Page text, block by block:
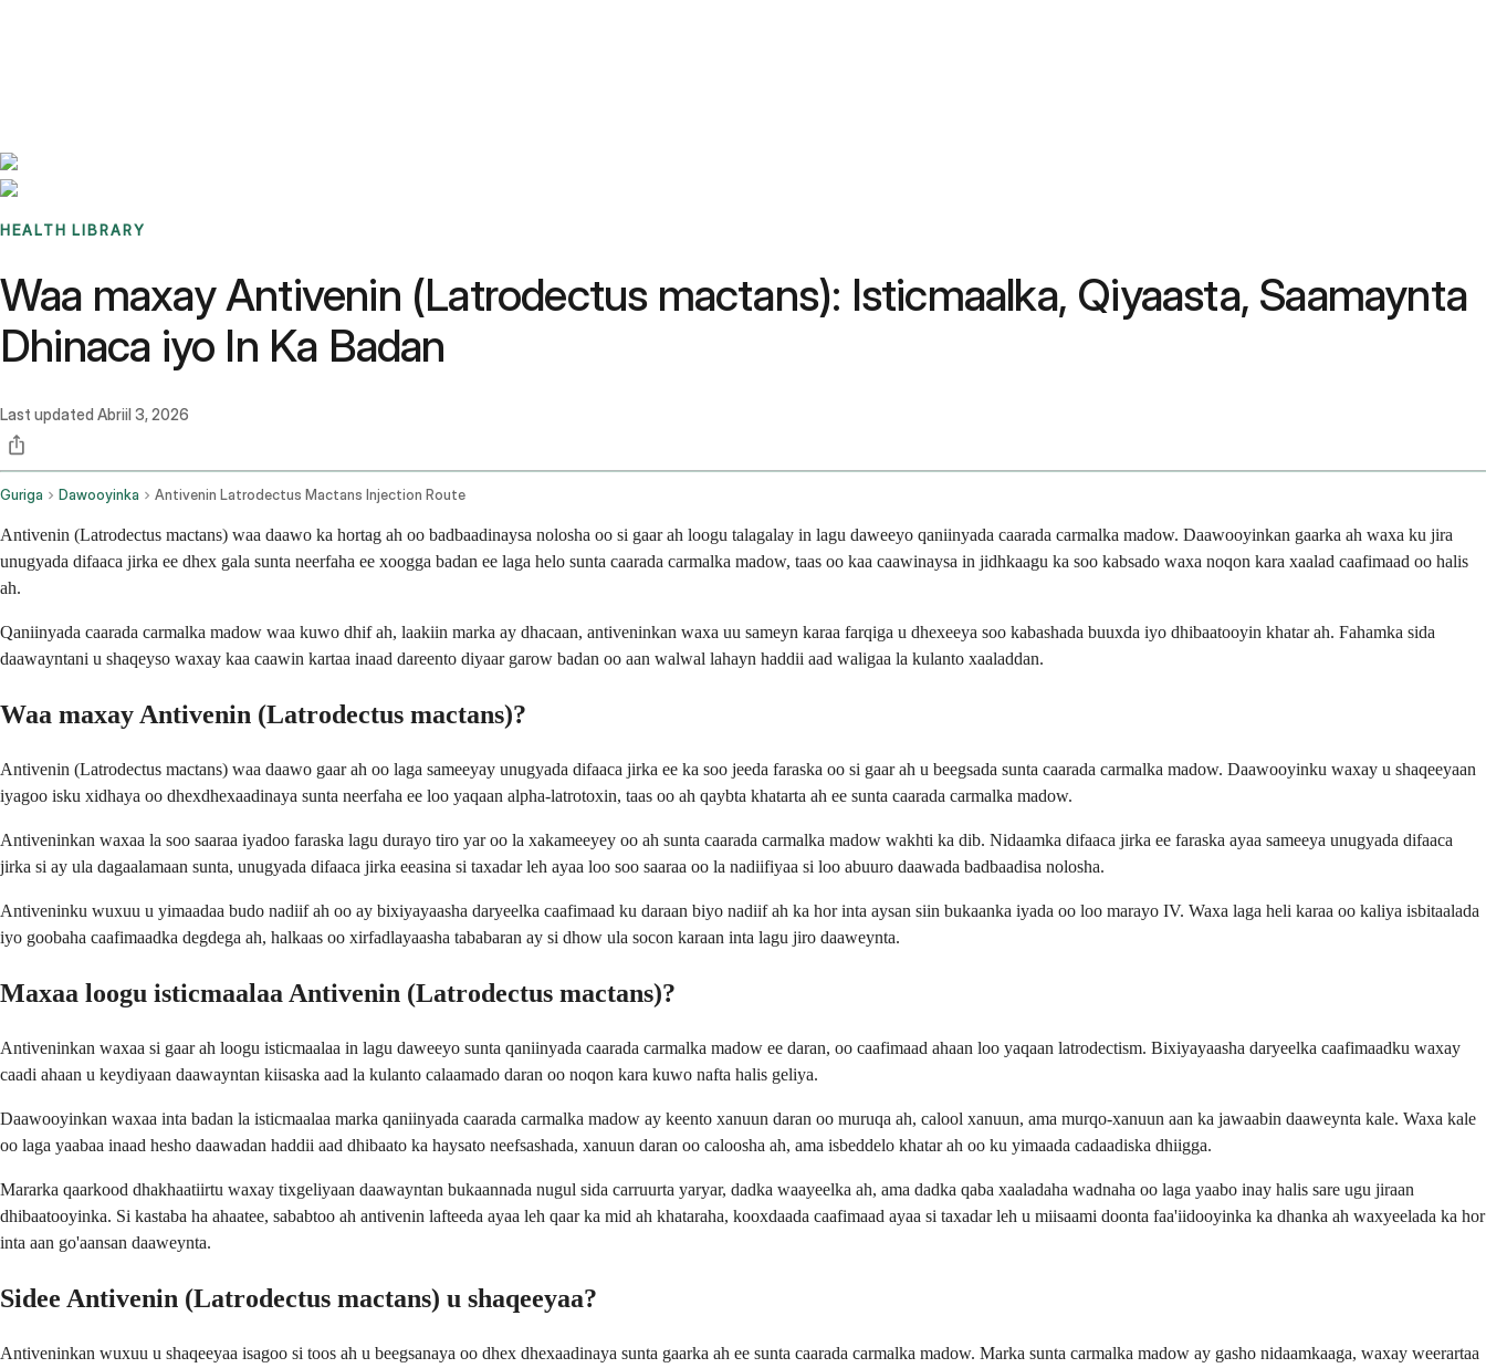
HEALTH LIBRARY
Waa maxay Antivenin (Latrodectus mactans): Isticmaalka, Qiyaasta, Saamaynta
Dhinaca iyo In Ka Badan
Last updated Abriil 3, 2026
Guriga Dawooyinka Antivenin Latrodectus Mactans Injection Route
Antivenin (Latrodectus mactans) waa daawo ka hortag ah oo badbaadinaysa nolosha oo si gaar ah loogu talagalay in lagu daweeyo qaniinyada caarada carmalka madow. Daawooyinkan gaarka ah waxa ku jira
unugyada difaaca jirka ee dhex gala sunta neerfaha ee xoogga badan ee laga helo sunta caarada carmalka madow, taas oo kaa caawinaysa in jidhkaagu ka soo kabsado waxa noqon kara xaalad caafimaad oo halis
ah.
Qaniinyada caarada carmalka madow waa kuwo dhif ah, laakiin marka ay dhacaan, antiveninkan waxa uu sameyn karaa farqiga u dhexeeya soo kabashada buuxda iyo dhibaatooyin khatar ah. Fahamka sida
daawayntani u shaqeyso waxay kaa caawin kartaa inaad dareento diyaar garow badan oo aan walwal lahayn haddii aad waligaa la kulanto xaaladdan.
Waa maxay Antivenin (Latrodectus mactans)?
Antivenin (Latrodectus mactans) waa daawo gaar ah oo laga sameeyay unugyada difaaca jirka ee ka soo jeeda faraska oo si gaar ah u beegsada sunta caarada carmalka madow. Daawooyinku waxay u shaqeeyaan
iyagoo isku xidhaya oo dhexdhexaadinaya sunta neerfaha ee loo yaqaan alpha-latrotoxin, taas oo ah qaybta khatarta ah ee sunta caarada carmalka madow.
Antiveninkan waxaa la soo saaraa iyadoo faraska lagu durayo tiro yar oo la xakameeyey oo ah sunta caarada carmalka madow wakhti ka dib. Nidaamka difaaca jirka ee faraska ayaa sameeya unugyada difaaca
jirka si ay ula dagaalamaan sunta, unugyada difaaca jirka eeasina si taxadar leh ayaa loo soo saaraa oo la nadiifiyaa si loo abuuro daawada badbaadisa nolosha.
Antiveninku wuxuu u yimaadaa budo nadiif ah oo ay bixiyayaasha daryeelka caafimaad ku daraan biyo nadiif ah ka hor inta aysan siin bukaanka iyada oo loo marayo IV. Waxa laga heli karaa oo kaliya isbitaalada
iyo goobaha caafimaadka degdega ah, halkaas oo xirfadlayaasha tababaran ay si dhow ula socon karaan inta lagu jiro daaweynta.
Maxaa loogu isticmaalaa Antivenin (Latrodectus mactans)?
Antiveninkan waxaa si gaar ah loogu isticmaalaa in lagu daweeyo sunta qaniinyada caarada carmalka madow ee daran, oo caafimaad ahaan loo yaqaan latrodectism. Bixiyayaasha daryeelka caafimaadku waxay
caadi ahaan u keydiyaan daawayntan kiisaska aad la kulanto calaamado daran oo noqon kara kuwo nafta halis geliya.
Daawooyinkan waxaa inta badan la isticmaalaa marka qaniinyada caarada carmalka madow ay keento xanuun daran oo muruqa ah, calool xanuun, ama murqo-xanuun aan ka jawaabin daaweynta kale. Waxa kale
oo laga yaabaa inaad hesho daawadan haddii aad dhibaato ka haysato neefsashada, xanuun daran oo caloosha ah, ama isbeddelo khatar ah oo ku yimaada cadaadiska dhiigga.
Mararka qaarkood dhakhaatiirtu waxay tixgeliyaan daawayntan bukaannada nugul sida carruurta yaryar, dadka waayeelka ah, ama dadka qaba xaaladaha wadnaha oo laga yaabo inay halis sare ugu jiraan
dhibaatooyinka. Si kastaba ha ahaatee, sababtoo ah antivenin lafteeda ayaa leh qaar ka mid ah khataraha, kooxdaada caafimaad ayaa si taxadar leh u miisaami doonta faa'iidooyinka ka dhanka ah waxyeelada ka hor
inta aan go'aansan daaweynta.
Sidee Antivenin (Latrodectus mactans) u shaqeeyaa?
Antiveninkan wuxuu u shaqeeyaa isagoo si toos ah u beegsanaya oo dhex dhexaadinaya sunta gaarka ah ee sunta caarada carmalka madow. Marka sunta carmalka madow ay gasho nidaamkaaga, waxay weerartaa